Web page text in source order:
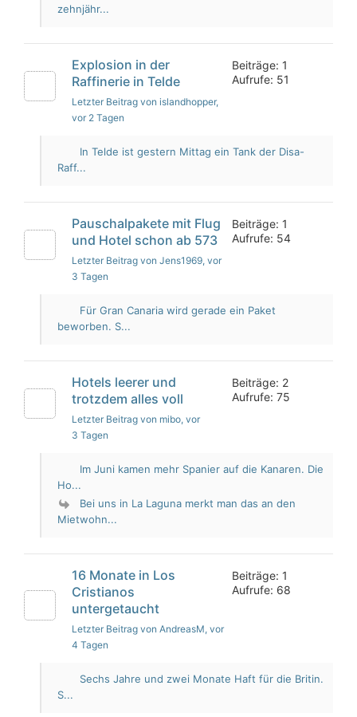
zehnjähr...
Explosion in der
Raffinerie in Telde
Letzter Beitrag von islandhopper,
vor 2 Tagen
Beiträge: 1
Aufrufe: 51
In Telde ist gestern Mittag ein Tank der Disa-
Raff...
Pauschalpakete mit Flug
und Hotel schon ab 573
Letzter Beitrag von Jens1969, vor
3 Tagen
Beiträge: 1
Aufrufe: 54
Für Gran Canaria wird gerade ein Paket
beworben. S...
Hotels leerer und
trotzdem alles voll
Letzter Beitrag von mibo, vor
3 Tagen
Beiträge: 2
Aufrufe: 75
Im Juni kamen mehr Spanier auf die Kanaren. Die
Ho...
Bei uns in La Laguna merkt man das an den
Mietwohn...
16 Monate in Los
Cristianos
untergetaucht
Letzter Beitrag von AndreasM, vor
4 Tagen
Beiträge: 1
Aufrufe: 68
Sechs Jahre und zwei Monate Haft für die Britin.
S...